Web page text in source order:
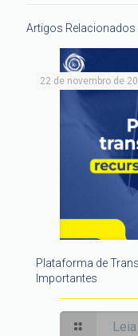
Artigos Relacionados
22 de novembro de
Plataforma de
Importantes